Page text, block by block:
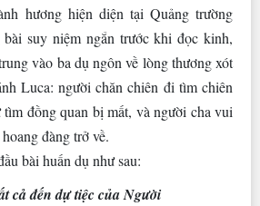
hương hiện diện tại Quảng trường
bài suy niệm ngắn trước khi đọc kinh,
vào ba dụ ngôn về lòng thương xót
Luca: người chăn chiên đi tìm chiên
đồng quan bị mất, và người cha vui
đàng trở về.
bài huấn dụ như sau:
cả đến dự tiệc của Người